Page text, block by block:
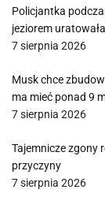
Policjantka
jeziorem
7 sierpnia 2026
Musk chce
ma mieć ponad 9
7 sierpnia 2026
Tajemnicze zgony
przyczyny
7 sierpnia 2026